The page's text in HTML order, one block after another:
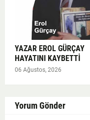
YAZAR EROL GÜRÇAY
HAYATINI KAYBETTİ
06 Ağustos, 2026
Yorum Gönder